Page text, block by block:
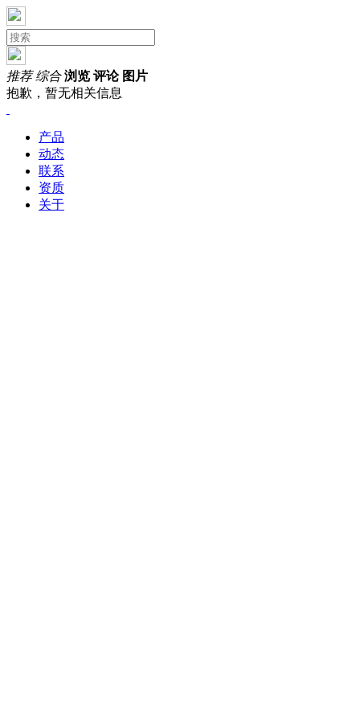
推荐 综合 浏览 评论 图片
抱歉，暂无相关信息
产品
动态
联系
资质
关于